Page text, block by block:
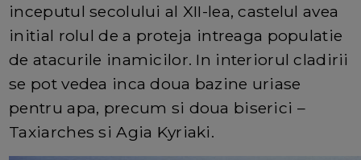
inceputul secolului al XII-lea, castelul avea
initial rolul de a proteja intreaga populatie
de atacurile inamicilor. In interiorul cladirii
se pot vedea inca doua bazine uriase
pentru apa, precum si doua biserici –
Taxiarches si Agia Kyriaki.